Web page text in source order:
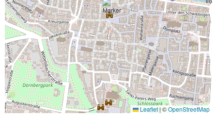
Leaflet|©OpenStreetMap